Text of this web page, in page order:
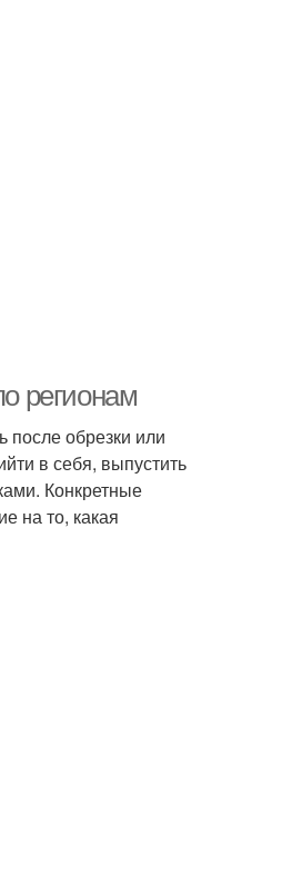
регионам
после обрезки или
в себя, выпустить
Конкретные
на то, какая